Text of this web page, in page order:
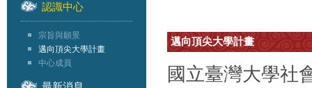
認識中心
宗旨與願景
邁向頂尖大學計畫
中心成員
邁向頂尖大學計畫
國立臺灣大學社